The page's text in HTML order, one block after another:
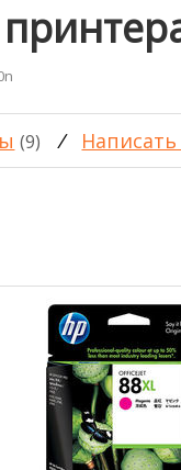
(9) /